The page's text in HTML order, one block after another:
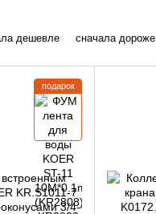
дешевле сначала дороже
подарок